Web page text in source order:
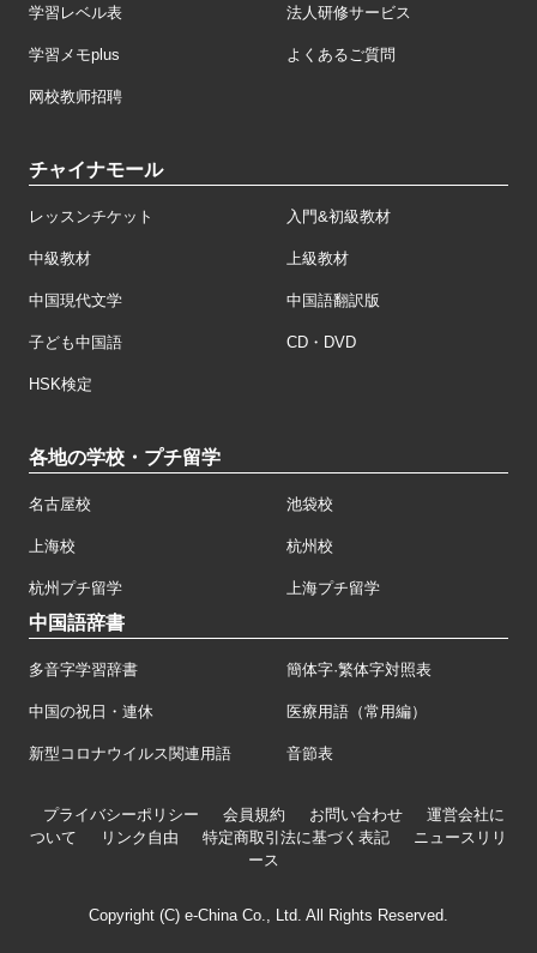
学習レベル表 法人研修サービス
学習メモplus よくあるご質問
网校教师招聘
チャイナモール
レッスンチケット 入門&初級教材
中級教材 上級教材
中国現代文学 中国語翻訳版
子ども中国語 CD・DVD
HSK検定
各地の学校・プチ留学
名古屋校 池袋校
上海校 杭州校
杭州プチ留学 上海プチ留学
中国語辞書
多音字学習辞書 簡体字·繁体字対照表
中国の祝日・連休 医療用語（常用編）
新型コロナウイルス関連用語 音節表
プライバシーポリシー 会員規約 お問い合わせ
運営会社に
ついて
リンク自由 特定商取引法に基づく表記
ニュースリリ
ース
Copyright (C) e-China Co., Ltd. All Rights Reserved.